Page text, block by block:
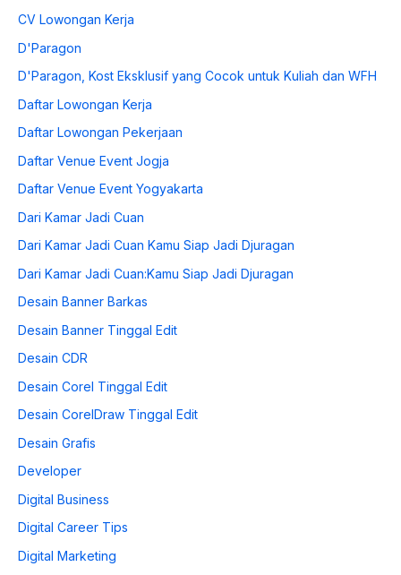
CV Lowongan Kerja
D'Paragon
D'Paragon, Kost Eksklusif yang Cocok untuk Kuliah dan WFH
Daftar Lowongan Kerja
Daftar Lowongan Pekerjaan
Daftar Venue Event Jogja
Daftar Venue Event Yogyakarta
Dari Kamar Jadi Cuan
Dari Kamar Jadi Cuan Kamu Siap Jadi Djuragan
Dari Kamar Jadi Cuan:Kamu Siap Jadi Djuragan
Desain Banner Barkas
Desain Banner Tinggal Edit
Desain CDR
Desain Corel Tinggal Edit
Desain CorelDraw Tinggal Edit
Desain Grafis
Developer
Digital Business
Digital Career Tips
Digital Marketing